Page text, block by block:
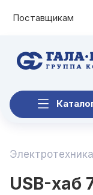
Поставщикам
USB-хаб